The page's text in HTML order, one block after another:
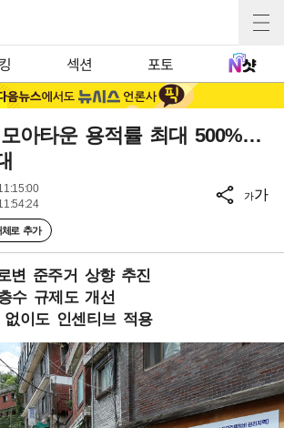
섹션 포토
아타운 용적률 최대 500%…
로 추가
가가
변 준주거 상향 추진
수 규제도 개선
이도 인센티브 적용